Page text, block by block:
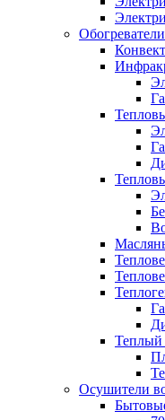
Обогреватели
Теплый
Осушители